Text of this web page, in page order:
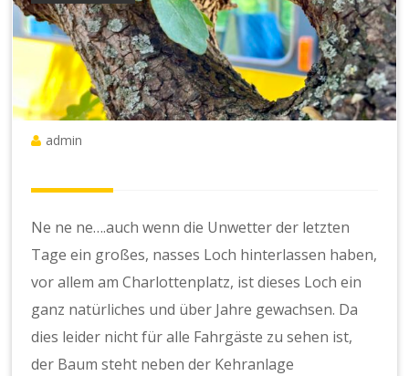
admin
Ne ne ne….auch wenn die Unwetter der letzten
Tage ein großes, nasses Loch hinterlassen haben,
vor allem am Charlottenplatz, ist dieses Loch ein
ganz natürliches und über Jahre gewachsen. Da
dies leider nicht für alle Fahrgäste zu sehen ist,
der Baum steht neben der Kehranlage